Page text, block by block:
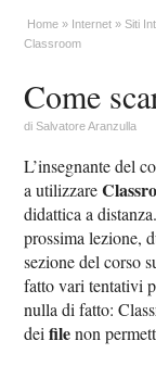
Home Internet Siti
Classroom
Come
diSalvatore Aranzulla
L’insegnante del
a utilizzare
didattica a
prossima lezione,
sezione del corso
fatto vari tentativi
nulla di fatto:
deifilenon